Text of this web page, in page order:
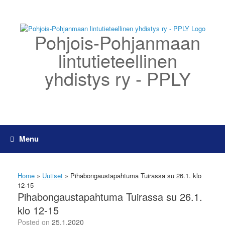
content
Pohjois-Pohjanmaan
lintutieteellinen
yhdistys ry - PPLY
Menu
Home » Uutiset » Pihabongaustapahtuma Tuirassa su 26.1. klo
12-15
Pihabongaustapahtuma Tuirassa su 26.1.
klo 12-15
Posted on 25.1.2020